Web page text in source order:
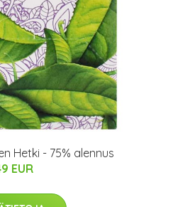
Hetki - 75% alennus
EUR